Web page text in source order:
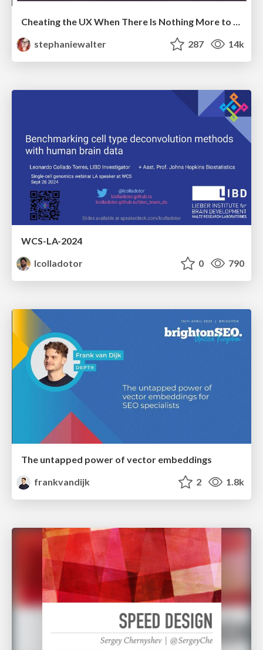
Cheating the UX When There Is Nothing More to Optimize - PixelPioneers
stephaniewalter
287 14k
WCS-LA-2024
lcolladotor
0 790
The untapped power of vector embeddings
frankvandijk
2 1.8k